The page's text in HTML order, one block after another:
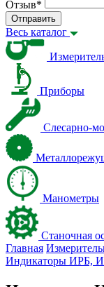
Отзыв*
Отправить
Весь каталог
Приборы
Слесарно-
Манометры
Станочная
Главная
Индикаторы ИРБ,